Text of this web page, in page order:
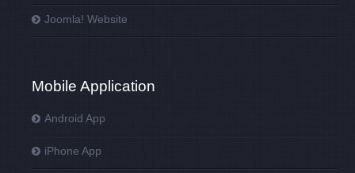
Joomla! Website
Mobile Application
Android App
iPhone App